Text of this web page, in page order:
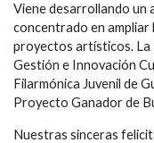
Viene desarrollando un
concentrado en ampliar
proyectos artísticos. La
Gestión e Innovación
Filarmónica Juvenil de
Proyecto Ganador de
Nuestras sinceras